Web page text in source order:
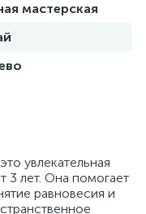
мастерская
увлекательная
3 лет. Она помогает
равновесия и